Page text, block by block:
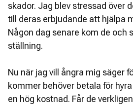
skador. Jag blev stressad över
till deras erbjudande att hjälpa
Någon dag senare kom de och
ställning.
Nu när jag vill ångra mig säger
kommer behöver betala för
en hög kostnad. Får de